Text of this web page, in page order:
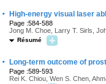
· High-energy visual laser
Page :584-588
Jong M. Choe, Larry T. Sirls,
Résumé
· Long-term outcome of
Page :589-593
Rei K. Chiou, Wen S. Chen,